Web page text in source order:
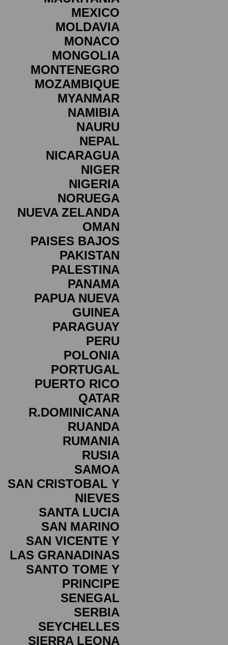
MEXICO
MOLDAVIA
MONACO
MONGOLIA
MONTENEGRO
MOZAMBIQUE
MYANMAR
NAMIBIA
NAURU
NEPAL
NICARAGUA
NIGER
NIGERIA
NORUEGA
NUEVA ZELANDA
OMAN
PAISES BAJOS
PAKISTAN
PALESTINA
PANAMA
PAPUA NUEVA
GUINEA
PARAGUAY
PERU
POLONIA
PORTUGAL
PUERTO RICO
QATAR
R.DOMINICANA
RUANDA
RUMANIA
RUSIA
SAMOA
SAN CRISTOBAL Y
NIEVES
SANTA LUCIA
SAN MARINO
SAN VICENTE Y
LAS GRANADINAS
SANTO TOME Y
PRINCIPE
SENEGAL
SERBIA
SEYCHELLES
SIERRA LEONA